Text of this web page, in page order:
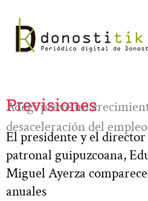
contenido
Previsiones
Adegi prevé un
desaceleración del
El presidente y el
patronal guipuzcoana,
Miguel Ayerza
anuales